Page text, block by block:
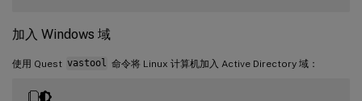
加入 Windows 域
使用 Quest vastool 命令将 Linux 计算机加入 Active Directory 域：